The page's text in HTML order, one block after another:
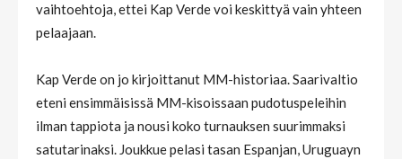
vaihtoehtoja, ettei Kap Verde voi keskittyä vain yhteen
pelaajaan.
Kap Verde on jo kirjoittanut MM-historiaa. Saarivaltio
eteni ensimmäisissä MM-kisoissaan pudotuspeleihin
ilman tappiota ja nousi koko turnauksen suurimmaksi
satutarinaksi. Joukkue pelasi tasan Espanjan, Uruguayn